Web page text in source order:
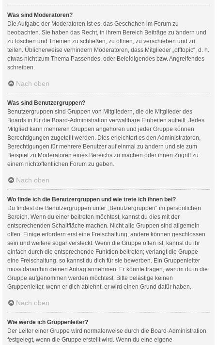
Was sind Moderatoren?
Die Aufgabe der Moderatoren ist es, das Geschehen im Forum zu
beobachten. Sie haben das Recht, in ihrem Bereich Beiträge zu ändern und
zu löschen und Themen zu schließen, zu öffnen, zu verschieben und zu
teilen. Üblicherweise verhindern Moderatoren, dass Mitglieder „offtopic“, d. h.
etwas nicht zum Thema Passendes, oder Beleidigendes bzw. Angreifendes
schreiben.
Nach oben
Was sind Benutzergruppen?
Benutzergruppen sind Gruppen von Mitgliedern, die die Mitglieder des
Boards in für die Board-Administration verwaltbare Einheiten aufteilt. Jedes
Mitglied kann mehreren Gruppen angehören und jeder Gruppe können
Berechtigungen zugeteilt werden. Dies erleichtert es den Administratoren,
Berechtigungen für mehrere Benutzer auf einmal zu ändern und sie zum
Beispiel zu Moderatoren eines Bereichs zu machen oder ihnen Zugriff zu
einem nichtöffentlichen Forum zu geben.
Nach oben
Wo finde ich die Benutzergruppen und wie trete ich ihnen bei?
Du findest die Benutzergruppen unter „Benutzergruppen“ im persönlichen
Bereich. Wenn du einer beitreten möchtest, kannst du dies mit der
entsprechenden Schaltfläche machen. Nicht alle Gruppen sind allgemein
offen. Einige erfordern erst eine Freischaltung, andere können geschlossen
sein und weitere sogar versteckt. Wenn die Gruppe offen ist, kannst du ihr
einfach durch die entsprechende Funktion beitreten; verlangt die Gruppe
eine Freischaltung, so kannst du dich für sie bewerben. Ein Gruppenleiter
muss daraufhin deinen Antrag annehmen. Er könnte fragen, warum du in die
Gruppe aufgenommen werden möchtest. Bitte belästige keinen
Gruppenleiter, wenn er dich ablehnt, er wird einen Grund dafür haben.
Nach oben
Wie werde ich Gruppenleiter?
Der Leiter einer Gruppe wird normalerweise durch die Board-Administration
festgelegt, wenn die Gruppe erstellt wird. Wenn du eine eigene